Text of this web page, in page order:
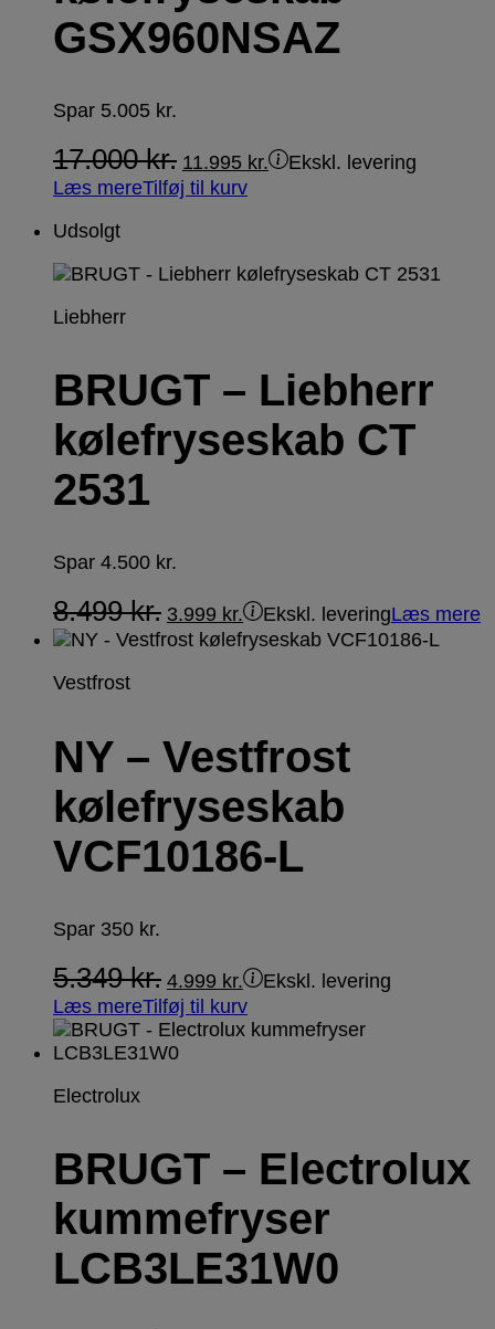
GSX960NSAZ
Spar 5.005 kr.
17.000kr. 11.995 kr.
Ekskl. levering
Læs mereTilføj til kurv
Udsolgt
Liebherr
BRUGT – Liebherr
kølefryseskab CT
2531
Spar 4.500 kr.
8.499kr. 3.999 kr. Ekskl. leveringLæs mere
Vestfrost
NY – Vestfrost
kølefryseskab
VCF10186-L
Spar 350 kr.
5.349kr. 4.999 kr.
Ekskl. levering
Læs mereTilføj til kurv
Electrolux
BRUGT – Electrolux
kummefryser
LCB3LE31W0